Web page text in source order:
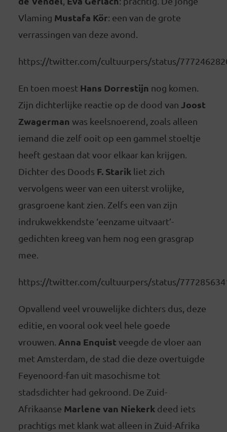
Vlaming Mustafa Kör: een van de grote
verrassingen van deze avond.
https://twitter.com/cultuurpers/status/
En toen moest Hans Dorrestijn nog komen.
Zijn dichterlijke reactie op de dood van Joost
Zwagerman was keelsnoerend, zoals alleen
iemand die zelf ooit op een gammel stoeltje
heeft gestaan dat voor elkaar kan krijgen.
Dichter des Doods F. Starikliet zich
vervolgens weer van een uiterst vrolijke,
grasgroene kant zien. Zelfs een van zijn
indrukwekkendste ‘eenzame uitvaart’-
gedichten kreeg van hem nog een grasgrap
mee.
https://twitter.com/cultuurpers/status/
Opvallend veel vrouwelijke dichters dus, deze
editie, en vooral ook veel hele goede
vrouwen. Anna Enquist veegde de vloer aan
met Amsterdam, de stad die deze overtuigde
Feyenoord-fan uit masochisme tot
stadsdichter had gekroond. De Zuid-
Afrikaanse Marlene van Niekerkdeed iets
prachtigs met klank wat alleen in Zuid-Afrika